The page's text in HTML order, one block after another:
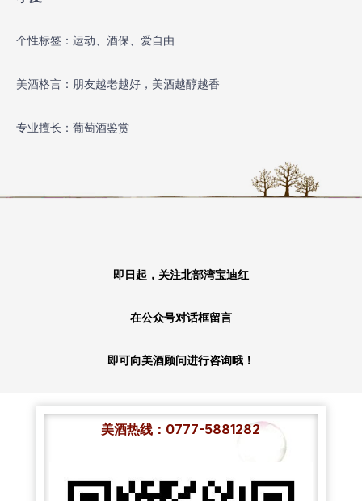
个性标签：运动、酒保、爱自由
美酒格言：朋友越老越好，美酒越醇越香
专业擅长：葡萄酒鉴赏
即日起，关注北部湾宝迪红
在公众号对话框留言
即可向美酒顾问进行咨询哦！
美酒热线：0777-5881282